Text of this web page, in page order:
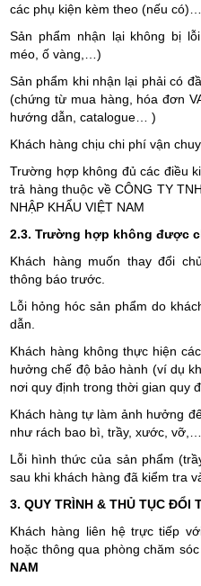
các phụ kiện kèm theo (nếu có)…
Sản phẩm nhận lại không bị
méo, ố vàng,…)
Sản phẩm khi nhận lại phải có
(chứng từ mua hàng, hóa đơn
hướng dẫn, catalogue… )
Khách hàng chịu chi phí vận
Trường hợp không đủ các điều
trả hàng thuộc về CÔNG TY
NHẬP KHẨU VIỆT NAM
2.3. Trường hợp không được
Khách hàng muốn thay đổi
thông báo trước.
Lỗi hỏng hóc sản phẩm do
dẫn.
Khách hàng không thực hiện
hưởng chế độ bảo hành (ví dụ
nơi quy định trong thời gian quy
Khách hàng tự làm ảnh hưởng
như rách bao bì, trầy, xước, vỡ,…
Lỗi hình thức của sản phẩm
sau khi khách hàng đã kiểm tra
3. QUY TRÌNH & THỦ TỤC ĐỔI
Khách hàng liên hệ trực tiếp
hoặc thông qua phòng chăm
NAM